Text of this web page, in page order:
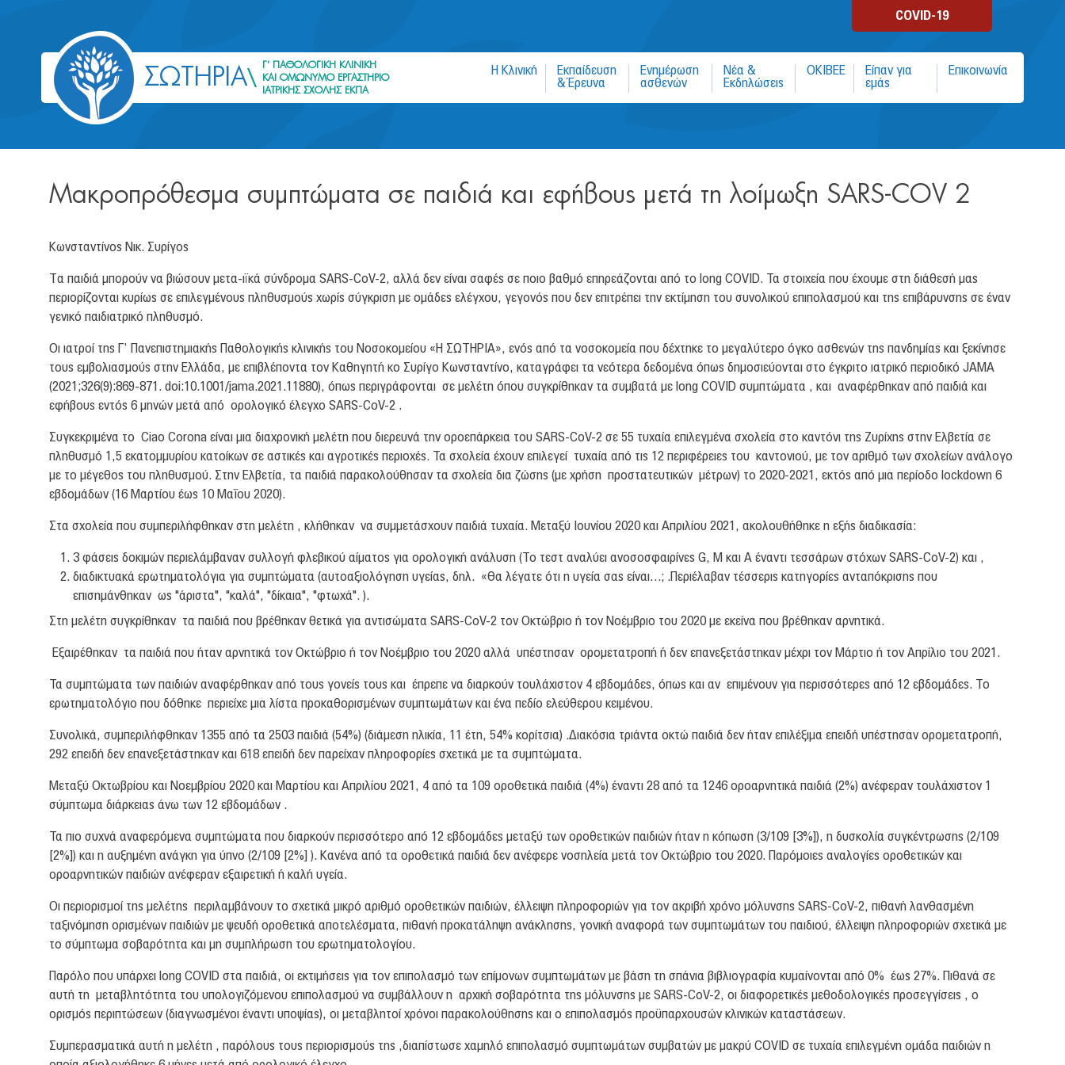
COVID-19
ΣΩΤΗΡΙΑ
Γ' ΠΑΘΟΛΟΓΙΚΗ ΚΛΙΝΙΚΗ
ΚΑΙ ΟΜΩΝΥΜΟ ΕΡΓΑΣΤΗΡΙΟ
ΙΑΤΡΙΚΗΣ ΣΧΟΛΗΣ ΕΚΠΑ
Η Κλινική
Εκπαίδευση
& Έρευνα
Ενημέρωση
ασθενών
Νέα &
Εκδηλώσεις
ΟΚΙΒΕΕ
Είπαν για
εμάς
Επικοινωνία
Μακροπρόθεσμα συμπτώματα σε παιδιά και εφήβους μετά τη λοίμωξη SARS-COV 2
Κωνσταντίνος Νικ. Συρίγος
Tα παιδιά μπορούν να βιώσουν μετα-ιϊκά σύνδρομα SARS-CoV-2, αλλά δεν είναι σαφές σε ποιο βαθμό επηρεάζονται από το long COVID. Τα στοιχεία που έχουμε στη διάθεσή μας
περιορίζονται κυρίως σε επιλεγμένους πληθυσμούς χωρίς σύγκριση με ομάδες ελέγχου, γεγονός που δεν επιτρέπει την εκτίμηση του συνολικού επιπολασμού και της επιβάρυνσης σε έναν
γενικό παιδιατρικό πληθυσμό.
Οι ιατροί της Γ’ Πανεπιστημιακής Παθολογικής κλινικής του Νοσοκομείου «Η ΣΩΤΗΡΙΑ», ενός από τα νοσοκομεία που δέχτηκε το μεγαλύτερο όγκο ασθενών της πανδημίας και ξεκίνησε
τους εμβολιασμούς στην Ελλάδα, με επιβλέποντα τον Καθηγητή κο Συρίγο Κωνσταντίνο, καταγράφει τα νεότερα δεδομένα όπως δημοσιεύονται στο έγκριτο ιατρικό περιοδικό JAMA
(2021;326(9):869-871. doi:10.1001/jama.2021.11880), όπως περιγράφονται σε μελέτη όπου συγκρίθηκαν τα συμβατά με long COVID συμπτώματα , και αναφέρθηκαν από παιδιά και
εφήβους εντός 6 μηνών μετά από ορολογικό έλεγχο SARS-CoV-2 .
Συγκεκριμένα το Ciao Corona είναι μια διαχρονική μελέτη που διερευνά την οροεπάρκεια του SARS-CoV-2 σε 55 τυχαία επιλεγμένα σχολεία στο καντόνι της Ζυρίχης στην Ελβετία σε
πληθυσμό 1,5 εκατομμυρίου κατοίκων σε αστικές και αγροτικές περιοχές. Τα σχολεία έχουν επιλεγεί τυχαία από τις 12 περιφέρειες του καντονιού, με τον αριθμό των σχολείων ανάλογο
με το μέγεθος του πληθυσμού. Στην Ελβετία, τα παιδιά παρακολούθησαν τα σχολεία δια ζώσης (με χρήση προστατευτικών μέτρων) το 2020-2021, εκτός από μια περίοδο lockdown 6
εβδομάδων (16 Μαρτίου έως 10 Μαΐου 2020).
Στα σχολεία που συμπεριλήφθηκαν στη μελέτη , κλήθηκαν να συμμετάσχουν παιδιά τυχαία. Μεταξύ Ιουνίου 2020 και Απριλίου 2021, ακολουθήθηκε η εξής διαδικασία:
3 φάσεις δοκιμών περιελάμβαναν συλλογή φλεβικού αίματος για ορολογική ανάλυση (Το τεστ αναλύει ανοσοσφαιρίνες G, M και A έναντι τεσσάρων στόχων SARS-CoV-2) και ,
διαδικτυακά ερωτηματολόγια για συμπτώματα (αυτοαξιολόγηση υγείας, δηλ. «Θα λέγατε ότι η υγεία σας είναι…; .Περιέλαβαν τέσσερις κατηγορίες ανταπόκρισης που
επισημάνθηκαν ως "άριστα", "καλά", "δίκαια", "φτωχά". ).
Στη μελέτη συγκρίθηκαν τα παιδιά που βρέθηκαν θετικά για αντισώματα SARS-CoV-2 τον Οκτώβριο ή τον Νοέμβριο του 2020 με εκείνα που βρέθηκαν αρνητικά.
Εξαιρέθηκαν τα παιδιά που ήταν αρνητικά τον Οκτώβριο ή τον Νοέμβριο του 2020 αλλά υπέστησαν ορομετατροπή ή δεν επανεξετάστηκαν μέχρι τον Μάρτιο ή τον Απρίλιο του 2021.
Τα συμπτώματα των παιδιών αναφέρθηκαν από τους γονείς τους και έπρεπε να διαρκούν τουλάχιστον 4 εβδομάδες, όπως και αν επιμένουν για περισσότερες από 12 εβδομάδες. Το
ερωτηματολόγιο που δόθηκε περιείχε μια λίστα προκαθορισμένων συμπτωμάτων και ένα πεδίο ελεύθερου κειμένου.
Συνολικά, συμπεριλήφθηκαν 1355 από τα 2503 παιδιά (54%) (διάμεση ηλικία, 11 έτη, 54% κορίτσια) .Διακόσια τριάντα οκτώ παιδιά δεν ήταν επιλέξιμα επειδή υπέστησαν ορομετατροπή,
292 επειδή δεν επανεξετάστηκαν και 618 επειδή δεν παρείχαν πληροφορίες σχετικά με τα συμπτώματα.
Μεταξύ Οκτωβρίου και Νοεμβρίου 2020 και Μαρτίου και Απριλίου 2021, 4 από τα 109 οροθετικά παιδιά (4%) έναντι 28 από τα 1246 οροαρνητικά παιδιά (2%) ανέφεραν τουλάχιστον 1
σύμπτωμα διάρκειας άνω των 12 εβδομάδων .
Τα πιο συχνά αναφερόμενα συμπτώματα που διαρκούν περισσότερο από 12 εβδομάδες μεταξύ των οροθετικών παιδιών ήταν η κόπωση (3/109 [3%]), η δυσκολία συγκέντρωσης (2/109
[2%]) και η αυξημένη ανάγκη για ύπνο (2/109 [2%] ). Κανένα από τα οροθετικά παιδιά δεν ανέφερε νοσηλεία μετά τον Οκτώβριο του 2020. Παρόμοιες αναλογίες οροθετικών και
οροαρνητικών παιδιών ανέφεραν εξαιρετική ή καλή υγεία.
Οι περιορισμοί της μελέτης περιλαμβάνουν το σχετικά μικρό αριθμό οροθετικών παιδιών, έλλειψη πληροφοριών για τον ακριβή χρόνο μόλυνσης SARS-CoV-2, πιθανή λανθασμένη
ταξινόμηση ορισμένων παιδιών με ψευδή οροθετικά αποτελέσματα, πιθανή προκατάληψη ανάκλησης, γονική αναφορά των συμπτωμάτων του παιδιού, έλλειψη πληροφοριών σχετικά με
το σύμπτωμα σοβαρότητα και μη συμπλήρωση του ερωτηματολογίου.
Παρόλο που υπάρχει long COVID στα παιδιά, οι εκτιμήσεις για τον επιπολασμό των επίμονων συμπτωμάτων με βάση τη σπάνια βιβλιογραφία κυμαίνονται από 0% έως 27%. Πιθανά σε
αυτή τη μεταβλητότητα του υπολογιζόμενου επιπολασμού να συμβάλλουν η αρχική σοβαρότητα της μόλυνσης με SARS-CoV-2, οι διαφορετικές μεθοδολογικές προσεγγίσεις , ο
ορισμός περιπτώσεων (διαγνωσμένοι έναντι υποψίας), οι μεταβλητοί χρόνοι παρακολούθησης και ο επιπολασμός προϋπαρχουσών κλινικών καταστάσεων.
Συμπερασματικά αυτή η μελέτη , παρόλους τους περιορισμούς της ,διαπίστωσε χαμηλό επιπολασμό συμπτωμάτων συμβατών με μακρύ COVID σε τυχαία επιλεγμένη ομάδα παιδιών η